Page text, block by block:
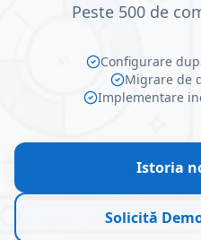
Peste 500 de
Configurare
Migrare de
Implementare
Istoria
Solicită